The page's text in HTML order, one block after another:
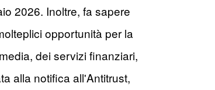
2026. Inoltre, fa sapere
opportunità per la
dei servizi finanziari,
alla notifica all'Antitrust,